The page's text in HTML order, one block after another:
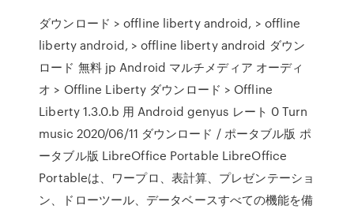
ダウンロード > offline liberty android, > offline
liberty android, > offline liberty android ダウン
ロード 無料 jp Android マルチメディア オーディ
オ > Offline Liberty ダウンロード > Offline
Liberty 1.3.0.b 用 Android genyus レート 0 Turn
music 2020/06/11 ダウンロード / ポータブル版 ポ
ータブル版 LibreOffice Portable LibreOffice
Portableは、ワープロ、表計算、プレゼンテーショ
ン、ドローツール、データベースすべての機能を備